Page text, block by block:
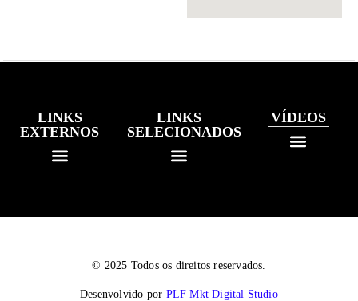
LINKS
EXTERNOS
LINKS
SELECIONADOS
VÍDEOS
© 2025 Todos os direitos reservados.
Desenvolvido por PLF Mkt Digital Studio